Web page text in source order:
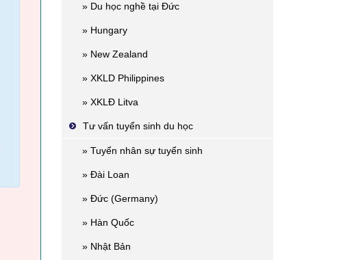
» Du học nghề tại Đức
» Hungary
» New Zealand
» XKLD Philippines
» XKLĐ Litva
Tư vấn tuyển sinh du học
» Tuyển nhân sự tuyển sinh
» Đài Loan
» Đức (Germany)
» Hàn Quốc
» Nhật Bản